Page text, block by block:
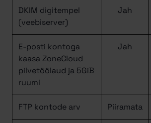
DKIM digitempel
(veebiserver)
Jah
E-posti kontoga
kaasa ZoneCloud
pilvetöölaud ja 5GiB
ruumi
Jah
FTP kontode arv Piiramata